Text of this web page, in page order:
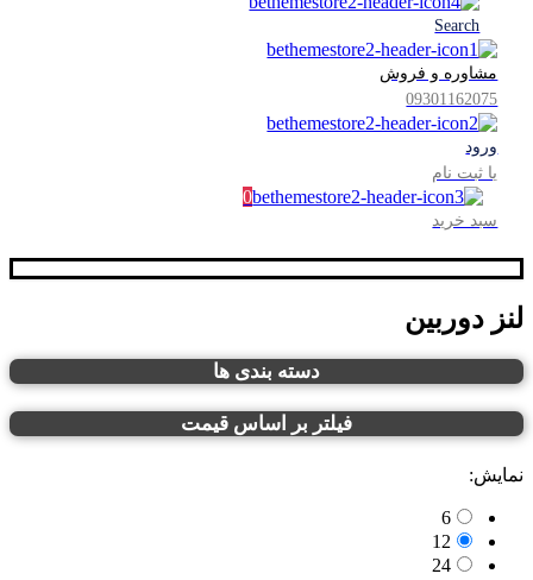
Search
مشاوره و فروش
09301162075
ورود
یا ثبت نام
0
سبد خرید
لنز دوربین
دسته بندی ها
فیلتر بر اساس قیمت
نمایش:
6
12
24